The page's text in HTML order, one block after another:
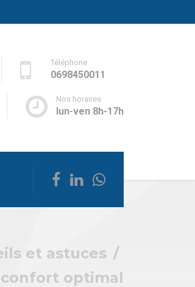
Téléphone
0698450011
Nos horaires
lun-ven 8h-17h
et astuces
optimal